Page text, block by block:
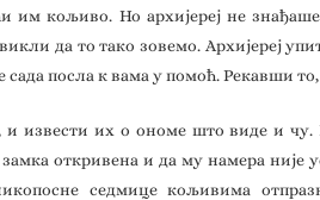
им кољиво. Но архијереј не
да то тако зовемо. Архијереј
посла к вама у помоћ. Рекавши
и извести их о ономе што виде и
откривена и да му намера није
седмице кољивима